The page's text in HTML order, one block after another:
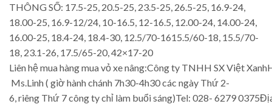
THÔNG SỐ: 17.5-25, 20.5-25, 23.5-25, 26.5-25, 16.9-24,
18.00-25, 16.9-12/24, 10-16.5, 12-16.5, 12.00-24, 14.00-24,
16.00-25, 18.4-24, 18.4-30, 12.5/70-1615.5/60-18, 15.5/70-
18, 23.1-26, 17.5/65-20, 42×17-20
Liên hệ mua hàng mua vỏ xe nâng:Công ty TNHH SX Việt
Ms.Linh ( giờ hành chánh 7h30-4h30 các ngày Thứ 2-
6, riêng Thứ 7 công ty chỉ làm buổi sáng)Tel: 028- 6279